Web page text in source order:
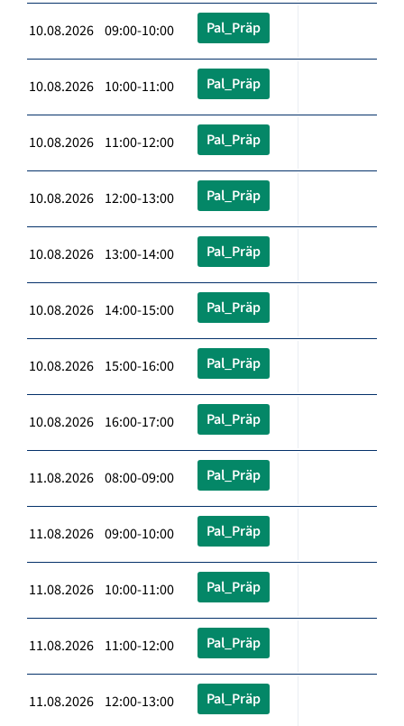
10.08.2026 09:00-10:00 Pal_Präp
10.08.2026 10:00-11:00 Pal_Präp
10.08.2026 11:00-12:00 Pal_Präp
10.08.2026 12:00-13:00 Pal_Präp
10.08.2026 13:00-14:00 Pal_Präp
10.08.2026 14:00-15:00 Pal_Präp
10.08.2026 15:00-16:00 Pal_Präp
10.08.2026 16:00-17:00 Pal_Präp
11.08.2026 08:00-09:00 Pal_Präp
11.08.2026 09:00-10:00 Pal_Präp
11.08.2026 10:00-11:00 Pal_Präp
11.08.2026 11:00-12:00 Pal_Präp
11.08.2026 12:00-13:00 Pal_Präp